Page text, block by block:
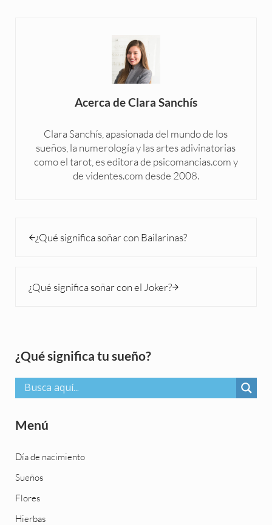
Acerca deClara Sanchís
Clara Sanchís, apasionada del mundo de los
sueños, la numerología y las artes adivinatorias
como el tarot, es editora de psicomancias.com y
de videntes.com desde 2008.
¿Qué significa soñar con Bailarinas?
¿Qué significa soñar con el Joker?
Sidebar
¿Qué significa tu sueño?
Menú
Día de nacimiento
Sueños
Flores
Hierbas